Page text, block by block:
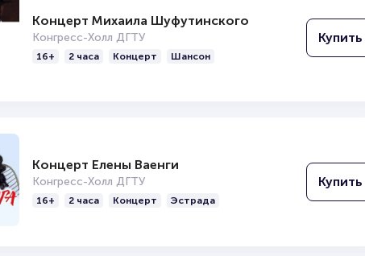
Концерт Михаила Шуфутинского
Конгресс-Холл ДГТУ
16+ 2 часа Концерт Шансон
Купить
Концерт Елены Ваенги
Конгресс-Холл ДГТУ
16+ 2 часа Концерт Эстрада
Купить